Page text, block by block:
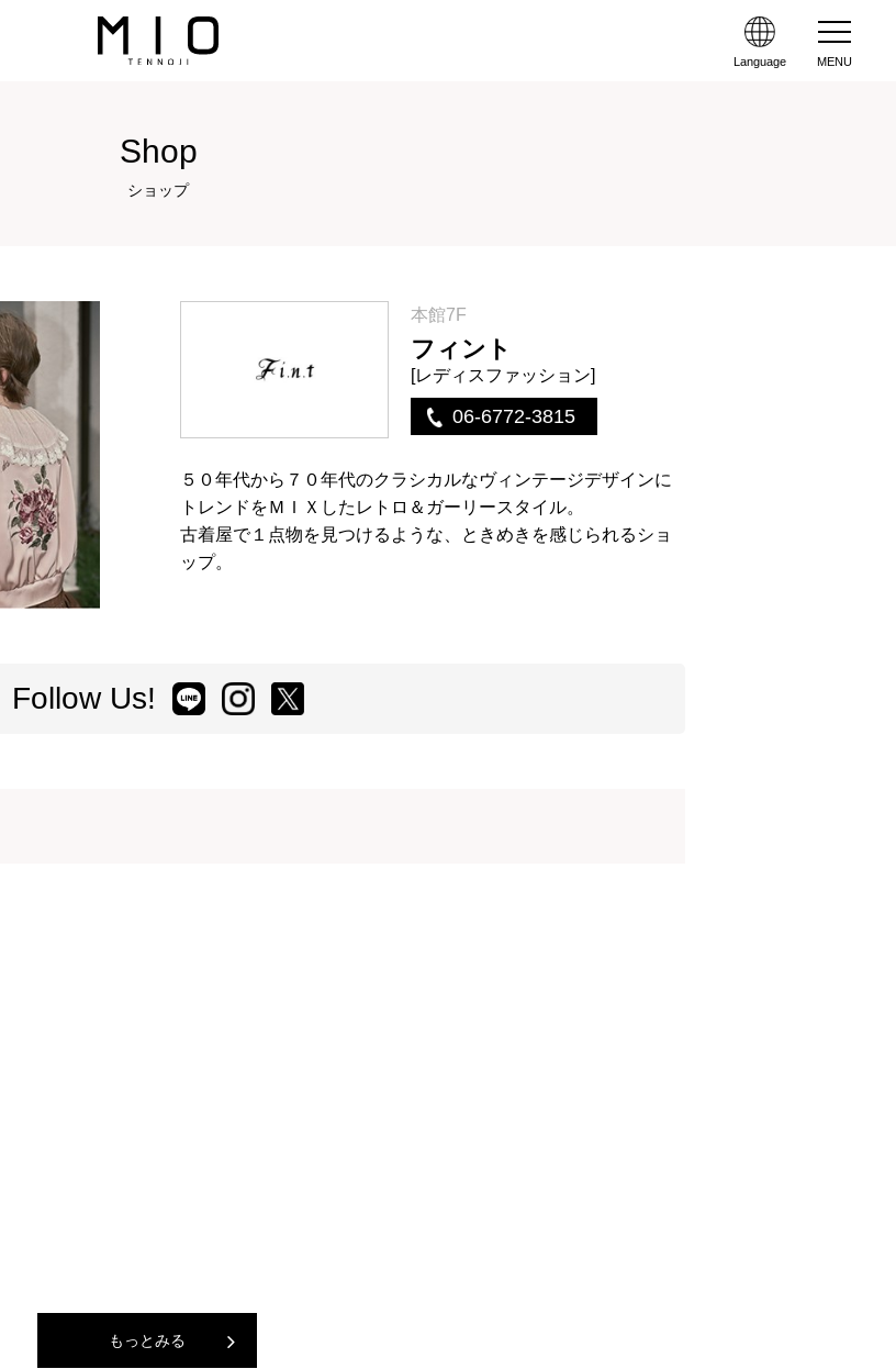
Language MENU
Shop
ショップ
本館7F
フィント
[レディスファッション]
06-6772-3815
５０年代から７０年代のクラシカルなヴィンテージデザインに
トレンドをＭＩＸしたレトロ＆ガーリースタイル。
古着屋で１点物を見つけるような、ときめきを感じられるショ
ップ。
Follow Us!
もっとみる